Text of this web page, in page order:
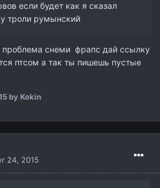
если будет как я сказал
троли румынский
снеми фрапс дай ссылку
птсом а так ты пишешь пустые
by Kokin
24, 2015